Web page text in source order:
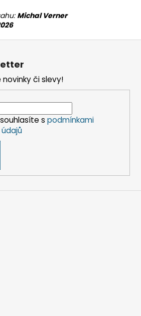
Michal Verner
či slevy!
s podmínkami